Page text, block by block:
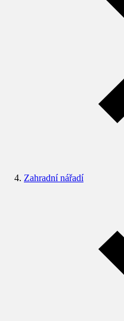
Zahradní nářadí